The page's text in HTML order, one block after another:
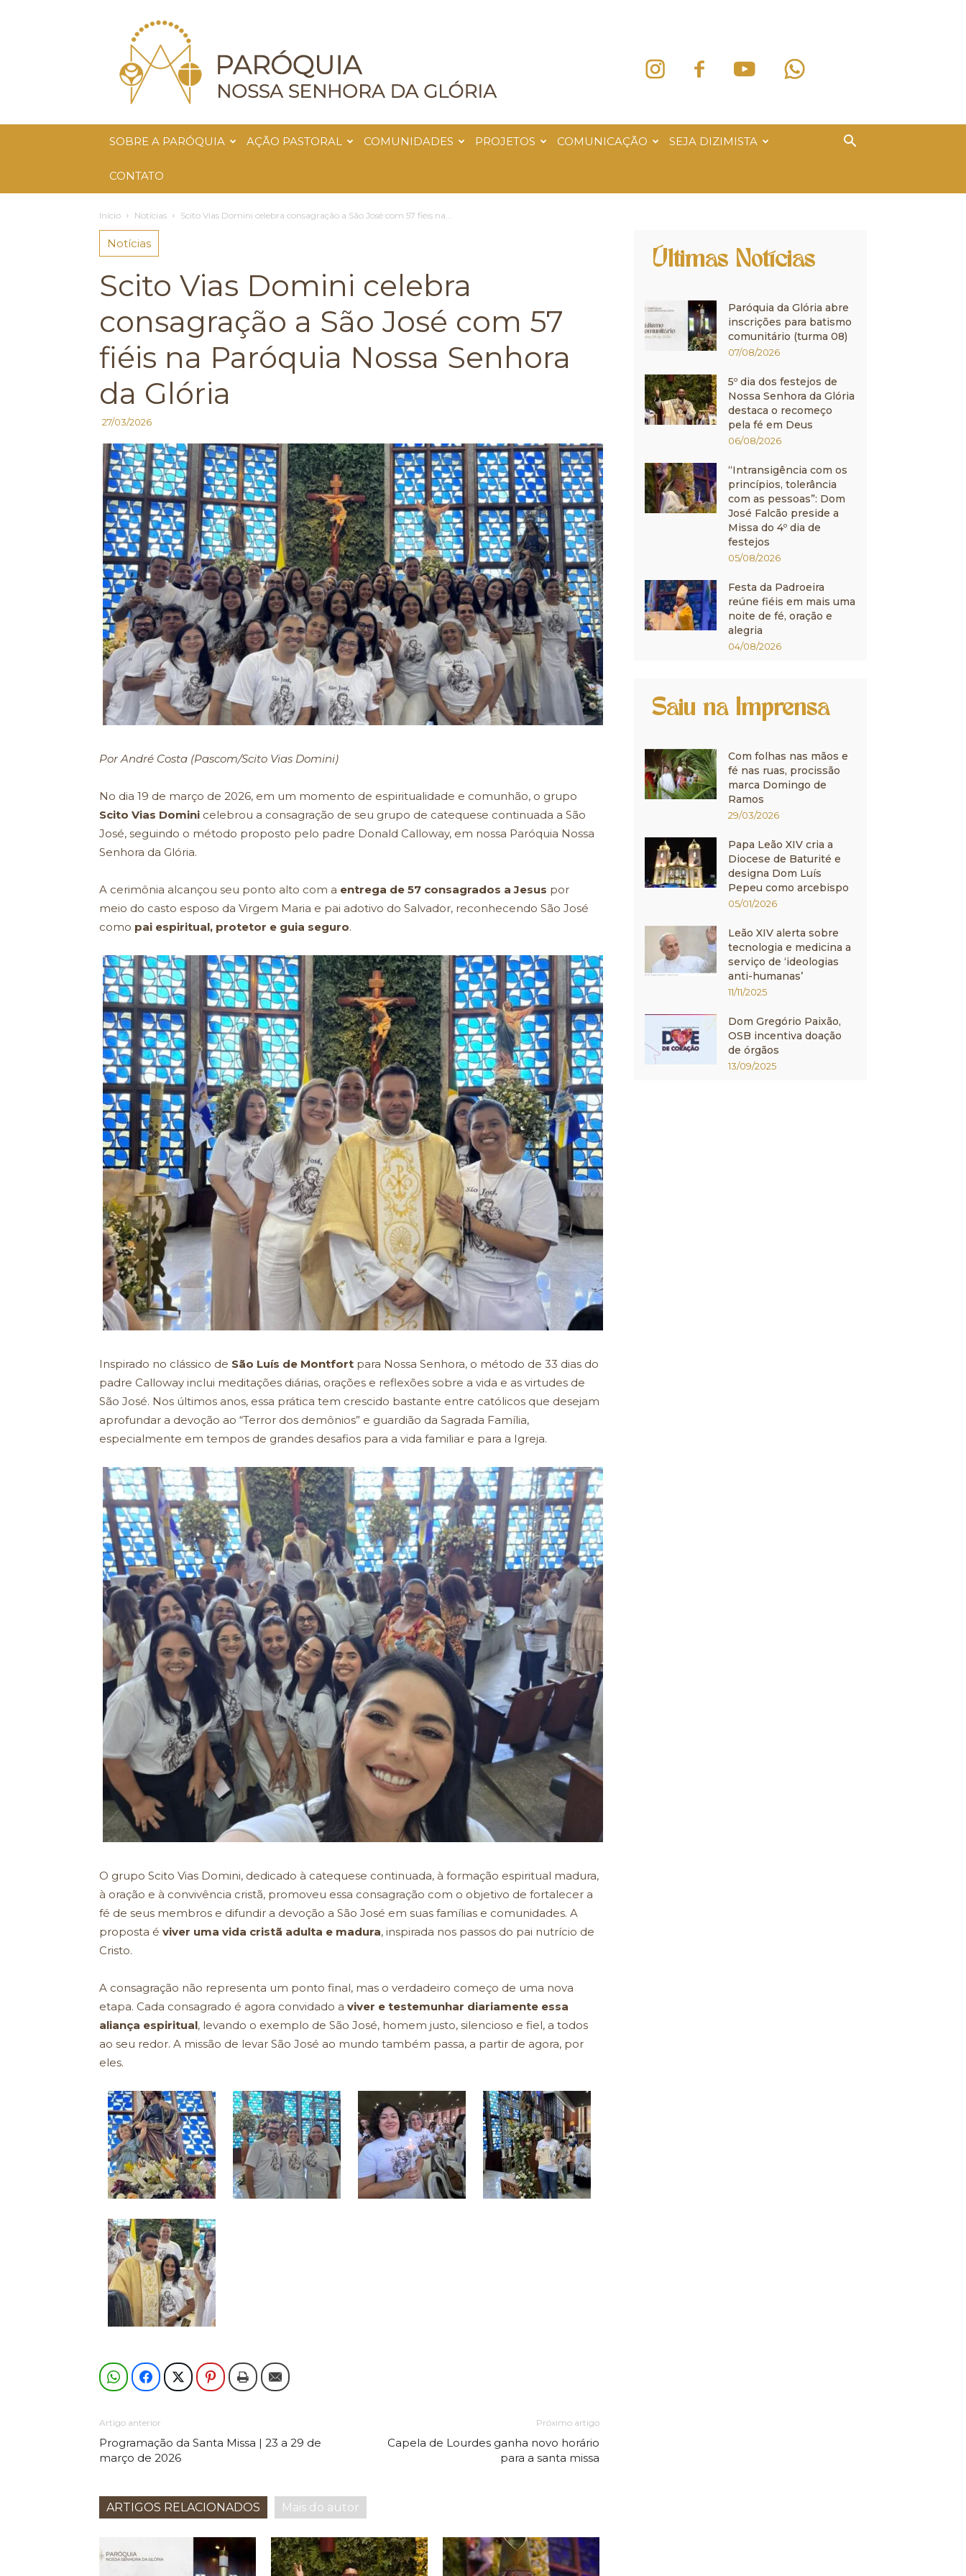
Paróquia
Nossa
Senhora
da
Glória
SOBRE A PARÓQUIA AÇÃO PASTORAL COMUNIDADES PROJETOS COMUNICAÇÃO SEJA DIZIMISTA
CONTATO
Início Notícias Scito Vias Domini celebra consagração a São José com 57 fiéis na...
Notícias
Scito Vias Domini celebra
consagração a São José com 57
fiéis na Paróquia Nossa Senhora
da Glória
27/03/2026
Por André Costa (Pascom/Scito Vias Domini)
No dia 19 de março de 2026, em um momento de espiritualidade e comunhão, o grupo
Scito Vias Domini celebrou a consagração de seu grupo de catequese continuada a São
José, seguindo o método proposto pelo padre Donald Calloway, em nossa Paróquia Nossa
Senhora da Glória.
A cerimônia alcançou seu ponto alto com a entrega de 57 consagrados a Jesus por
meio do casto esposo da Virgem Maria e pai adotivo do Salvador, reconhecendo São José
como pai espiritual, protetor e guia seguro.
Inspirado no clássico de São Luís de Montfort para Nossa Senhora, o método de 33 dias do
padre Calloway inclui meditações diárias, orações e reflexões sobre a vida e as virtudes de
São José. Nos últimos anos, essa prática tem crescido bastante entre católicos que desejam
aprofundar a devoção ao “Terror dos demônios” e guardião da Sagrada Família,
especialmente em tempos de grandes desafios para a vida familiar e para a Igreja.
O grupo Scito Vias Domini, dedicado à catequese continuada, à formação espiritual madura,
à oração e à convivência cristã, promoveu essa consagração com o objetivo de fortalecer a
fé de seus membros e difundir a devoção a São José em suas famílias e comunidades. A
proposta é viver uma vida cristã adulta e madura, inspirada nos passos do pai nutrício de
Cristo.
A consagração não representa um ponto final, mas o verdadeiro começo de uma nova
etapa. Cada consagrado é agora convidado a viver e testemunhar diariamente essa
aliança espiritual, levando o exemplo de São José, homem justo, silencioso e fiel, a todos
ao seu redor. A missão de levar São José ao mundo também passa, a partir de agora, por
eles.
Artigo anterior
Programação da Santa Missa | 23 a 29 de
março de 2026
Próximo artigo
Capela de Lourdes ganha novo horário
para a santa missa
ARTIGOS RELACIONADOS Mais do autor
Últimas Notícias
Paróquia da Glória abre
inscrições para batismo
comunitário (turma 08)
07/08/2026
5º dia dos festejos de
Nossa Senhora da Glória
destaca o recomeço
pela fé em Deus
06/08/2026
“Intransigência com os
princípios, tolerância
com as pessoas”: Dom
José Falcão preside a
Missa do 4º dia de
festejos
05/08/2026
Festa da Padroeira
reúne fiéis em mais uma
noite de fé, oração e
alegria
04/08/2026
Saiu na Imprensa
Com folhas nas mãos e
fé nas ruas, procissão
marca Domingo de
Ramos
29/03/2026
Papa Leão XIV cria a
Diocese de Baturité e
designa Dom Luís
Pepeu como arcebispo
05/01/2026
Leão XIV alerta sobre
tecnologia e medicina a
serviço de ‘ideologias
anti-humanas’
11/11/2025
Dom Gregório Paixão,
OSB incentiva doação
de órgãos
13/09/2025